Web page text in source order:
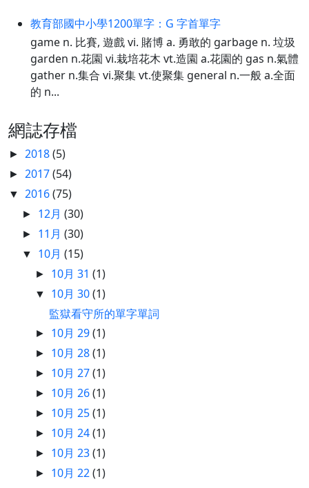
教育部國中小學1200單字：G 字首單字
game n. 比賽, 遊戲 vi. 賭博 a. 勇敢的 garbage n. 垃圾
garden n.花園 vi.栽培花木 vt.造園 a.花園的 gas n.氣體
gather n.集合 vi.聚集 vt.使聚集 general n.一般 a.全面
的 n...
網誌存檔
► 2018(5)
► 2017(54)
▼ 2016(75)
► 12月(30)
► 11月(30)
▼ 10月(15)
► 10月 31(1)
▼ 10月 30(1)
監獄看守所的單字單詞
► 10月 29(1)
► 10月 28(1)
► 10月 27(1)
► 10月 26(1)
► 10月 25(1)
► 10月 24(1)
► 10月 23(1)
► 10月 22(1)